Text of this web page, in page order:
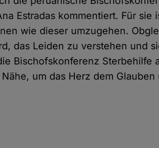
Estradas kommentiert. Für sie
wie dieser umzugehen.
das Leiden zu verstehen und
Bischofskonferenz Sterbehilfe
um das Herz dem Glauben